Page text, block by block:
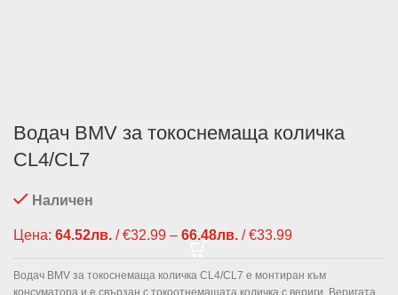
Водач BMV за токоснемаща количка
CL4/CL7
Наличен
Цена: 64.52лв. / €32.99 – 66.48лв. / €33.99
€32.99
through
Водач BMV за токоснемаща количка CL4/CL7 е монтиран към
консуматора и е свързан с токоотнемащата количка с вериги. Веригата